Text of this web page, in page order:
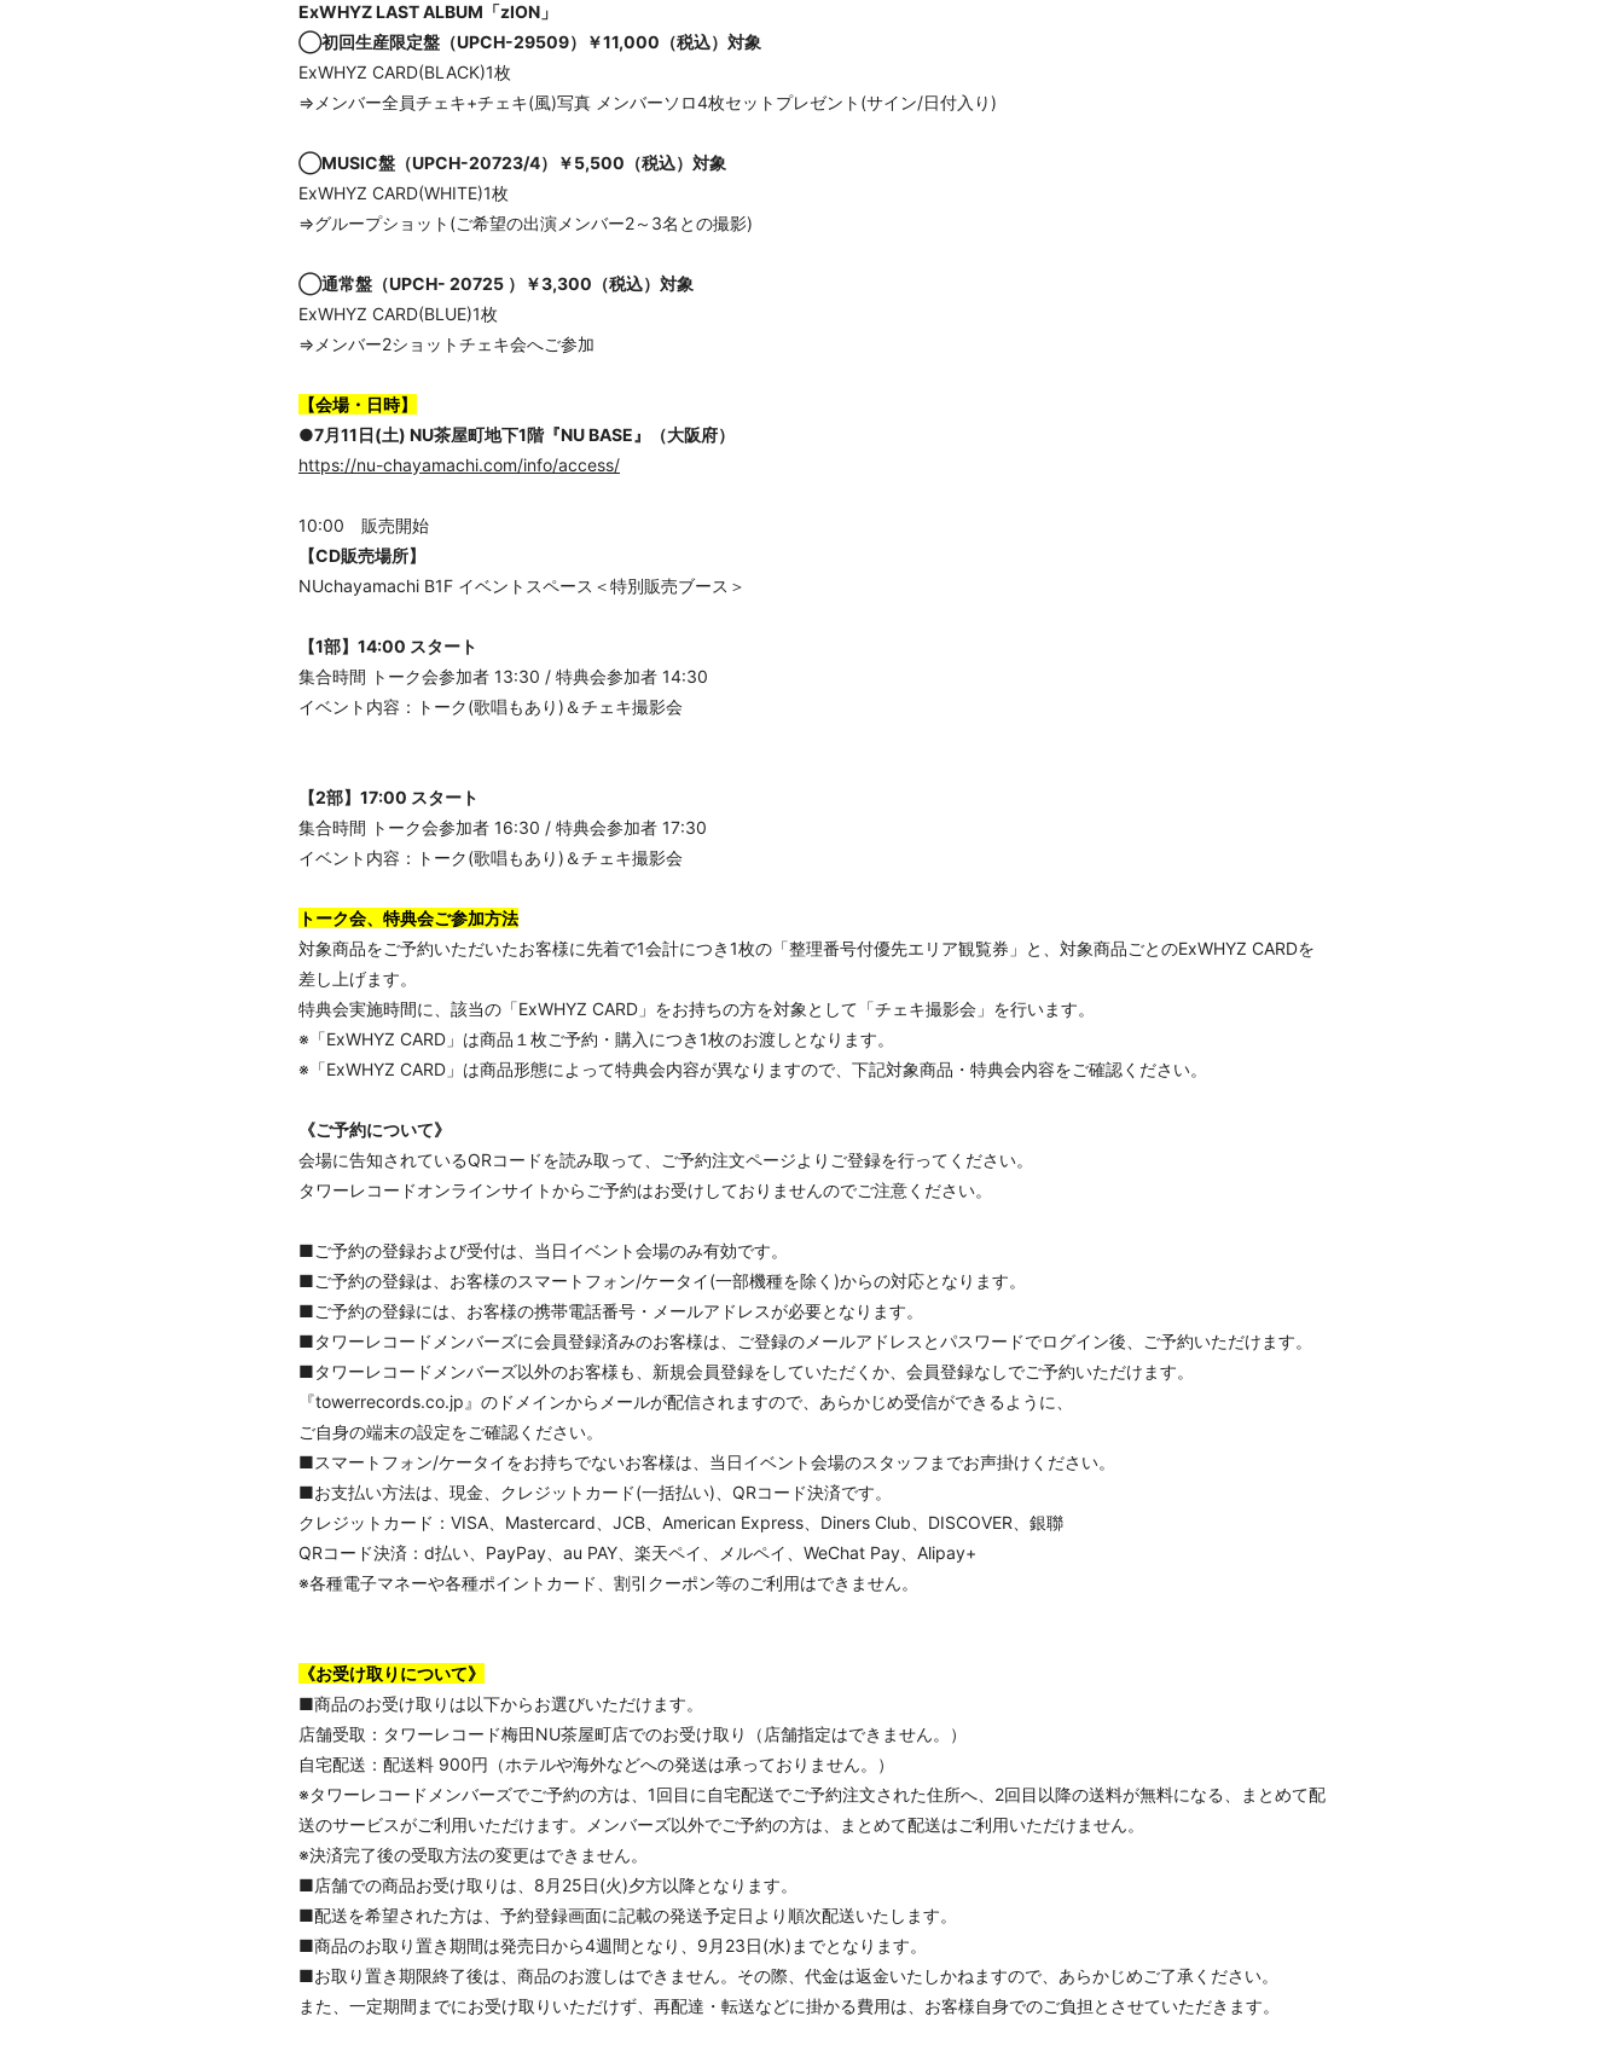
ExWHYZ LAST ALBUM「zION」
◯初回生産限定盤（UPCH-29509）￥11,000（税込）対象
ExWHYZ CARD(BLACK)1枚
⇒メンバー全員チェキ+チェキ(風)写真 メンバーソロ4枚セットプレゼント(サイン/日付入り)
◯MUSIC盤（UPCH-20723/4）￥5,500（税込）対象
ExWHYZ CARD(WHITE)1枚
⇒グループショット(ご希望の出演メンバー2～3名との撮影)
◯通常盤（UPCH- 20725 ）￥3,300（税込）対象
ExWHYZ CARD(BLUE)1枚
⇒メンバー2ショットチェキ会へご参加
【会場・日時】
●7月11日(土) NU茶屋町地下1階『NU BASE』（大阪府）
https://nu-chayamachi.com/info/access/
10:00 販売開始
【CD販売場所】
NUchayamachi B1F イベントスペース＜特別販売ブース＞
【1部】14:00 スタート
集合時間 トーク会参加者 13:30 / 特典会参加者 14:30
イベント内容：トーク(歌唱もあり)＆チェキ撮影会
【2部】17:00 スタート
集合時間 トーク会参加者 16:30 / 特典会参加者 17:30
イベント内容：トーク(歌唱もあり)＆チェキ撮影会
トーク会、特典会ご参加方法
対象商品をご予約いただいたお客様に先着で1会計につき1枚の「整理番号付優先エリア観覧券」と、対象商品ごとのExWHYZ CARDを
差し上げます。
特典会実施時間に、該当の「ExWHYZ CARD」をお持ちの方を対象として「チェキ撮影会」を行います。
※「ExWHYZ CARD」は商品１枚ご予約・購入につき1枚のお渡しとなります。
※「ExWHYZ CARD」は商品形態によって特典会内容が異なりますので、下記対象商品・特典会内容をご確認ください。
《ご予約について》
会場に告知されているQRコードを読み取って、ご予約注文ページよりご登録を行ってください。
タワーレコードオンラインサイトからご予約はお受けしておりませんのでご注意ください。
■ご予約の登録および受付は、当日イベント会場のみ有効です。
■ご予約の登録は、お客様のスマートフォン/ケータイ(一部機種を除く)からの対応となります。
■ご予約の登録には、お客様の携帯電話番号・メールアドレスが必要となります。
■タワーレコードメンバーズに会員登録済みのお客様は、ご登録のメールアドレスとパスワードでログイン後、ご予約いただけます。
■タワーレコードメンバーズ以外のお客様も、新規会員登録をしていただくか、会員登録なしでご予約いただけます。
『towerrecords.co.jp』のドメインからメールが配信されますので、あらかじめ受信ができるように、
ご自身の端末の設定をご確認ください。
■スマートフォン/ケータイをお持ちでないお客様は、当日イベント会場のスタッフまでお声掛けください。
■お支払い方法は、現金、クレジットカード(一括払い)、QRコード決済です。
クレジットカード：VISA、Mastercard、JCB、American Express、Diners Club、DISCOVER、銀聯
QRコード決済：d払い、PayPay、au PAY、楽天ペイ、メルペイ、WeChat Pay、Alipay+
※各種電子マネーや各種ポイントカード、割引クーポン等のご利用はできません。
《お受け取りについて》
■商品のお受け取りは以下からお選びいただけます。
店舗受取：タワーレコード梅田NU茶屋町店でのお受け取り（店舗指定はできません。）
自宅配送：配送料 900円（ホテルや海外などへの発送は承っておりません。）
※タワーレコードメンバーズでご予約の方は、1回目に自宅配送でご予約注文された住所へ、2回目以降の送料が無料になる、まとめて配
送のサービスがご利用いただけます。メンバーズ以外でご予約の方は、まとめて配送はご利用いただけません。
※決済完了後の受取方法の変更はできません。
■店舗での商品お受け取りは、8月25日(火)夕方以降となります。
■配送を希望された方は、予約登録画面に記載の発送予定日より順次配送いたします。
■商品のお取り置き期間は発売日から4週間となり、9月23日(水)までとなります。
■お取り置き期限終了後は、商品のお渡しはできません。その際、代金は返金いたしかねますので、あらかじめご了承ください。
また、一定期間までにお受け取りいただけず、再配達・転送などに掛かる費用は、お客様自身でのご負担とさせていただきます。